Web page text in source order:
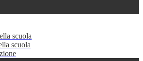
scuola
scuola